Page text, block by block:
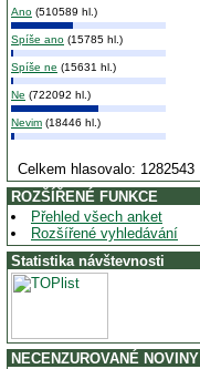
Ano (510589 hl.)
Spíše ano (15785 hl.)
Spíše ne (15631 hl.)
Ne (722092 hl.)
Nevim (18446 hl.)
Celkem hlasovalo: 1282543
ROZŠÍŘENÉ FUNKCE
Přehled všech anket
Rozšířené vyhledávání
Statistika návštevnosti
NECENZUROVANÉ NOVINY